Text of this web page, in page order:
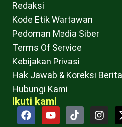
Redaksi
Kode Etik Wartawan
Pedoman Media Siber
Terms Of Service
Kebijakan Privasi
Hak Jawab & Koreksi Berita
Hubungi Kami
Ikuti kami